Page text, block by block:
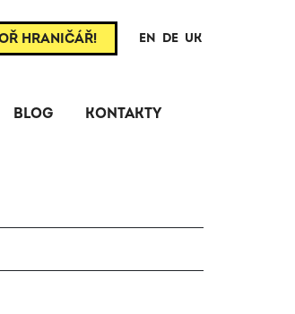
HRANIČÁŘ! EN DE UK
BLOG KONTAKTY